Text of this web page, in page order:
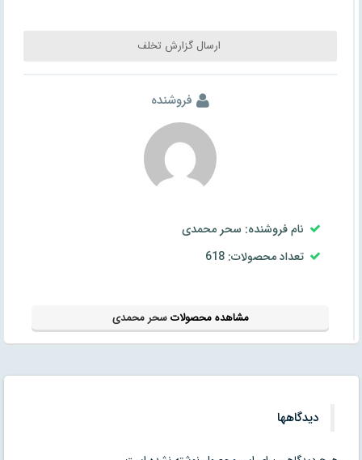
ارسال گزارش تخلف
فروشنده
نام فروشنده: سحر محمدی
تعداد محصولات: 618
مشاهده محصولاتسحر محمدی
دیدگاهها